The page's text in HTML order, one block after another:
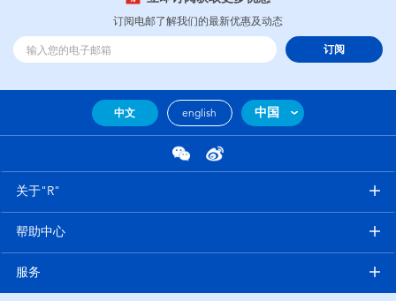
玩具车，货车，火车及遥控系列
娃娃，芭比，收藏公仔
游戏及拼图系列
订阅电邮了解我们的最新优惠及动态
订阅
中文 english 中国
关于"R"
帮助中心
服务